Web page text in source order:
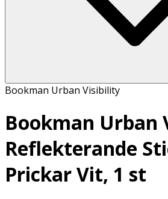
Bookman Urban Visibility
Bookman Urban
Reflekterande
Prickar Vit, 1 st